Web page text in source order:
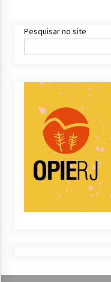
Pesquisar no site